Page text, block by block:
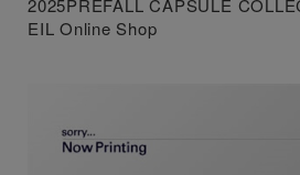
2025PREFALL CAPSULE
EIL Online Shop